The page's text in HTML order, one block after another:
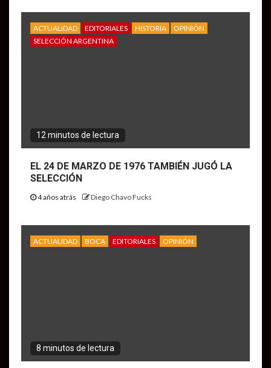
ACTUALIDAD EDITORIALES HISTORIA
OPINIÓN
SELECCIÓN ARGENTINA
12 minutos de lectura
EL 24 DE MARZO DE 1976 TAMBIÉN JUGÓ LA
SELECCIÓN
4 años atrás Diego Chavo Fucks
ACTUALIDAD BOCA EDITORIALES OPINIÓN
8 minutos de lectura